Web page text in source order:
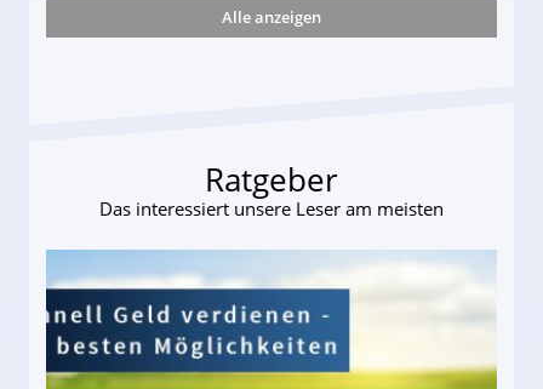
darf Geld behalten!
Alle anzeigen
Ratgeber
Das interessiert unsere Leser am meisten